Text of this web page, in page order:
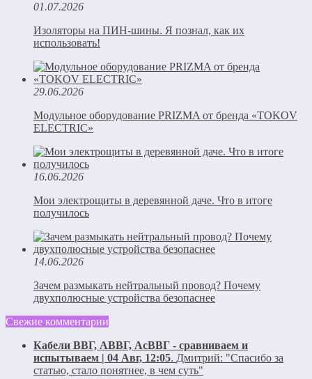
01.07.2026
Изоляторы на ПИН-шины. Я познал, как их
использовать!
29.06.2026
Модульное оборудование PRIZMA от бренда «TOKOV
ELECTRIC»
16.06.2026
Мои электрощиты в деревянной даче. Что в итоге
получилось
14.06.2026
Зачем размыкать нейтральный провод? Почему
двухполюсные устройства безопаснее
Свежие комментарии
Кабели ВВГ, АВВГ, АсВВГ - сравниваем и
испытываем | 04 Авг, 12:05. Дмитрий: "Спасибо за
статью, стало понятнее, в чем суть"